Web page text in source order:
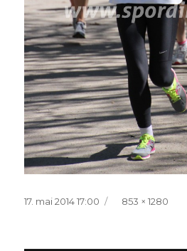
Postitatud
17. mai 2014 17:00 Täissuurus
853 × 1280